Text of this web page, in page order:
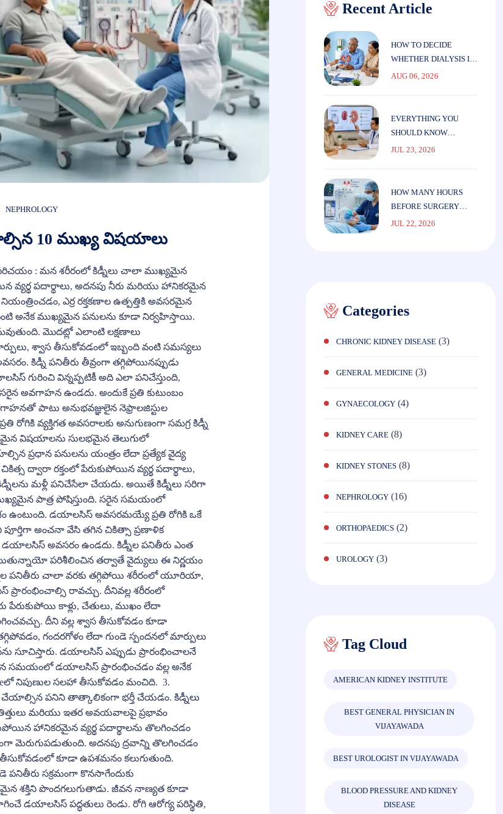
NEPHROLOGY
10 ముఖ్య విషయాలు
: మన శరీరంలో కిడ్నీలు చాలా ముఖ్యమైన
వ్యర్థ పదార్థాలు, అదనపు నీరు మరియు హానికరమైన
ఎర్ర రక్తకణాల ఉత్పత్తికి అవసరమైన
అనేక ముఖ్యమైన పనులను కూడా నిర్వహిస్తాయి.
మొదట్లో ఎలాంటి లక్షణాలు
శ్వాస తీసుకోవడంలో ఇబ్బంది వంటి సమస్యలు
కిడ్నీ పనితీరు తీవ్రంగా తగ్గిపోయినప్పుడు
గురించి విన్నప్పటికీ అది ఎలా పనిచేస్తుంది,
అవగాహన ఉండదు. అందుకే ప్రతి కుటుంబం
పాటు అనుభవజ్ఞులైన నెఫ్రాలజిస్టుల
రోగికి వ్యక్తిగత అవసరాలకు అనుగుణంగా సమగ్ర కిడ్నీ
విషయాలను సులభమైన తెలుగులో
ప్రధాన పనులను యంత్రం లేదా ప్రత్యేక వైద్య
ద్వారా రక్తంలో పేరుకుపోయిన వ్యర్థ పదార్థాలు,
మళ్లీ పనిచేసేలా చేయదు. అయితే కిడ్నీలు సరిగా
పాత్ర పోషిస్తుంది. సరైన సమయంలో
ఉంటుంది. డయాలసిస్ అవసరమయ్యే ప్రతి రోగికి ఒకే
పూర్తిగా అంచనా వేసి తగిన చికిత్సా ప్రణాళిక
డయాలసిస్ అవసరం ఉండదు. కిడ్నీల పనితీరు ఎంత
పరిశీలించిన తర్వాతే వైద్యులు ఈ నిర్ణయం
పనితీరు చాలా వరకు తగ్గిపోయి శరీరంలో యూరియా,
రావచ్చు. దీనివల్ల శరీరంలో
కాళ్లు, చేతులు, ముఖం లేదా
దీని వల్ల శ్వాస తీసుకోవడం కూడా
గందరగోళం లేదా గుండె స్పందనలో మార్పులు
సూచిస్తారు. డయాలసిస్ ఎప్పుడు ప్రారంభించాలనే
సమయంలో డయాలసిస్ ప్రారంభించడం వల్ల అనేక
నిపుణుల సలహా తీసుకోవడం మంచిది. 3.
పనిని తాత్కాలికంగా భర్తీ చేయడం. కిడ్నీలు
మరియు ఇతర అవయవాలపై ప్రభావం
హానికరమైన వ్యర్థ పదార్థాలను తొలగించడం
మెరుగుపడుతుంది. అదనపు ద్రవాన్ని తొలగించడం
తీసుకోవడంలో కూడా ఉపశమనం కలుగుతుంది.
సక్రమంగా కొనసాగేందుకు
శక్తిని పొందగలుగుతాడు. జీవన నాణ్యత కూడా
డయాలసిస్ పద్ధతులు రెండు. రోగి ఆరోగ్య పరిస్థితి,
Recent Article
HOW TO DECIDE
WHETHER DIALYSIS IS
THE RIGHT CHOICE
AUG 06, 2026
EVERYTHING YOU
SHOULD KNOW
BEFORE STARTING
JUL 23, 2026
HOW MANY HOURS
BEFORE SURGERY
SHOULD YOU STOP
JUL 22, 2026
Categories
CHRONIC KIDNEY DISEASE (3)
GENERAL MEDICINE (3)
GYNAECOLOGY (4)
KIDNEY CARE (8)
KIDNEY STONES (8)
NEPHROLOGY (16)
ORTHOPAEDICS (2)
UROLOGY (3)
Tag Cloud
AMERICAN KIDNEY INSTITUTE
BEST GENERAL PHYSICIAN IN
VIJAYAWADA
BEST UROLOGIST IN VIJAYAWADA
BLOOD PRESSURE AND KIDNEY
DISEASE